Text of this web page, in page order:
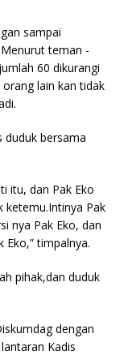
sampai
teman -
60 dikurangi
lain kan tidak
duduk bersama
itu, dan Pak Eko
ketemu.Intinya Pak
nya Pak Eko, dan
Eko,” timpalnya.
pihak,dan duduk
dengan
Kadis